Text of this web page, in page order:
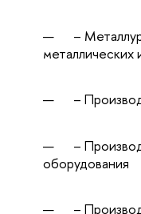
–
металлических
–
–
оборудования
–